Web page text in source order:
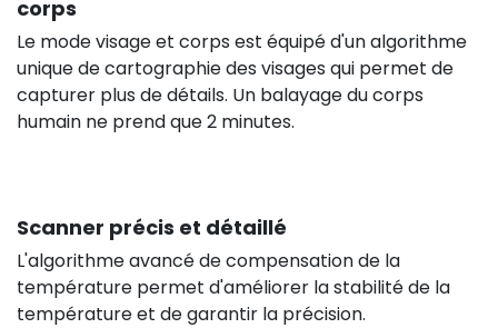
corps
Le mode visage et corps est équipé d'un algorithme
unique de cartographie des visages qui permet de
capturer plus de détails. Un balayage du corps
humain ne prend que 2 minutes.
Scanner précis et détaillé
L'algorithme avancé de compensation de la
température permet d'améliorer la stabilité de la
température et de garantir la précision.